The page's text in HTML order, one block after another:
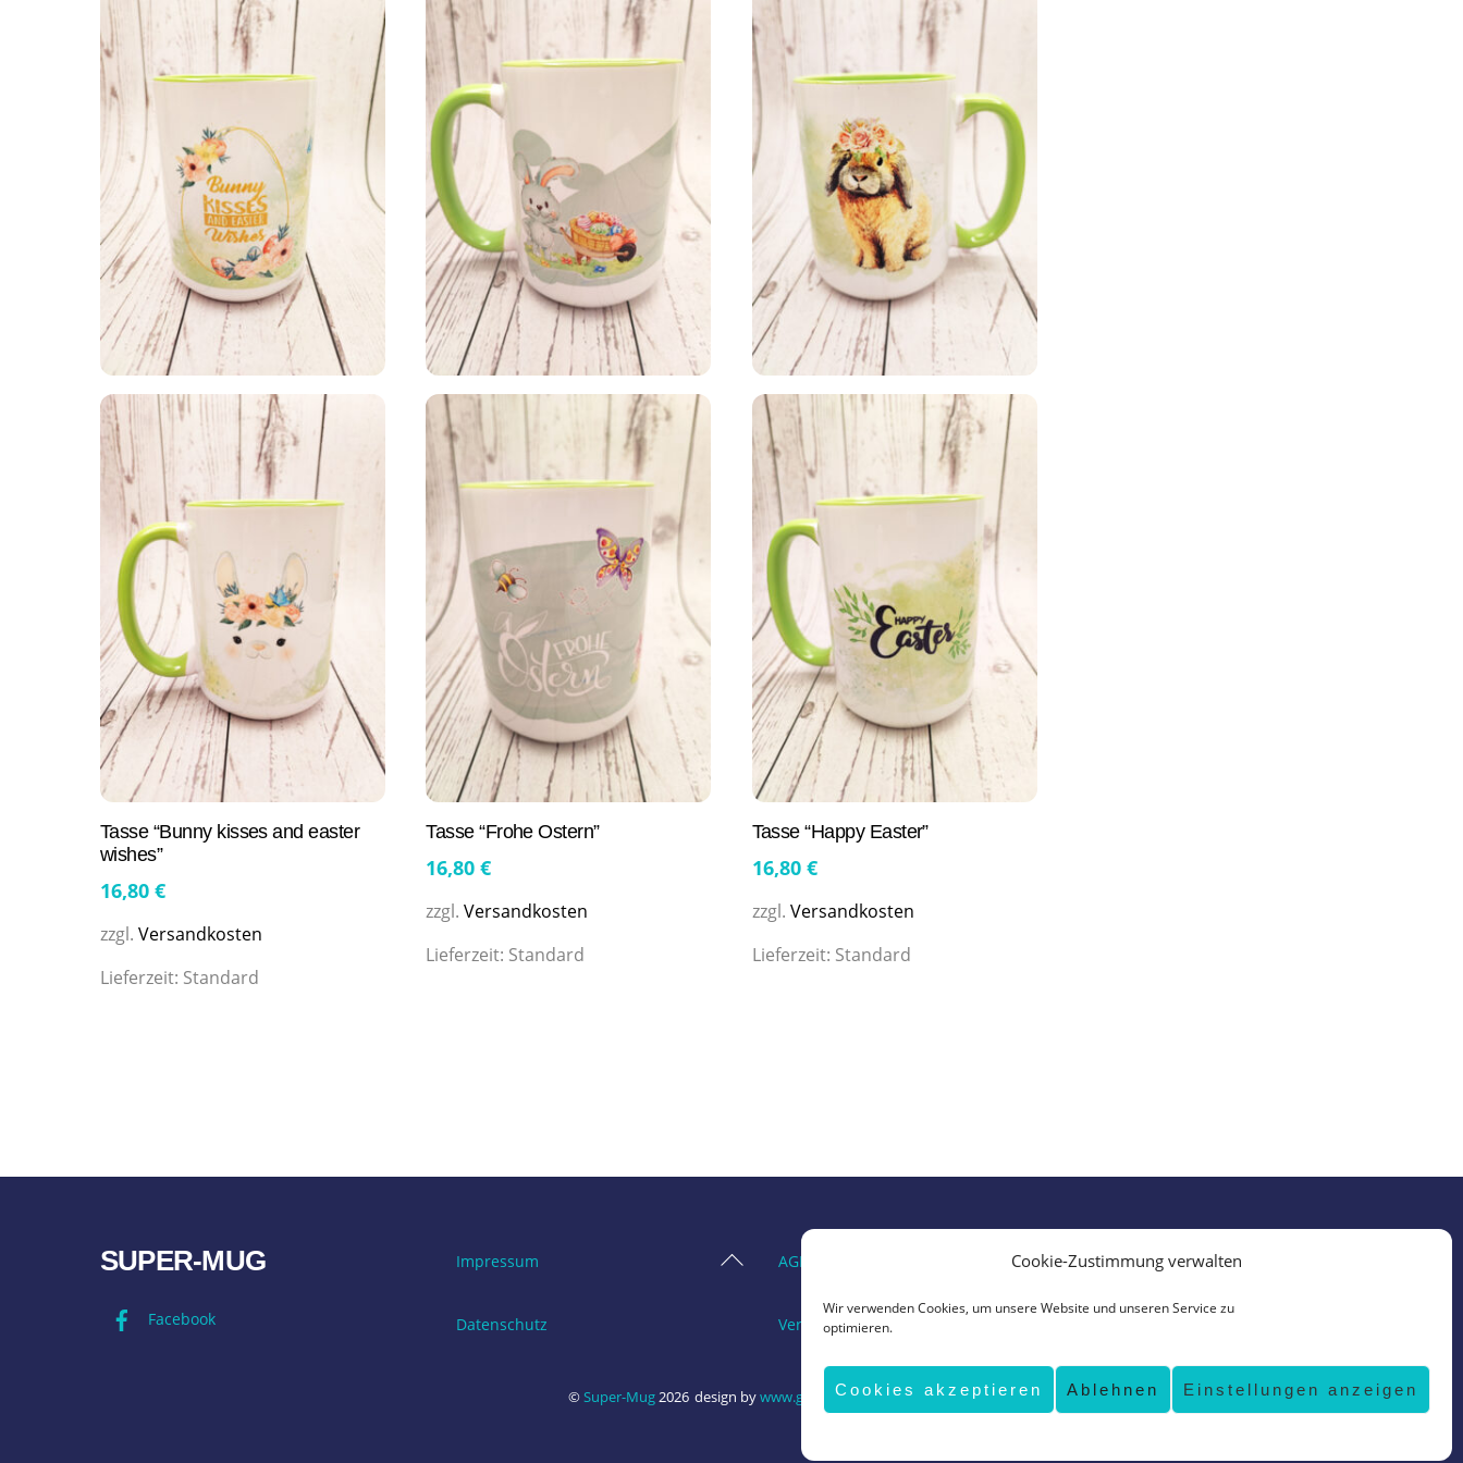
Cookie-Zustimmung verwalten
Wir verwenden Cookies, um unsere Website und unseren Service zu
optimieren.
Cookies akzeptieren Ablehnen Einstellungen anzeigen
Tasse “Bunny kisses and easter
wishes”
16,80 €
zzgl. Versandkosten
Lieferzeit: Standard
Tasse “Frohe Ostern”
16,80€
zzgl.Versandkosten
Lieferzeit: Standard
Tasse “Happy Easter”
16,80 €
zzgl. Versandkosten
Lieferzeit: Standard
Back
SUPER-MUG
Facebook
Impressum
Datenschutz
AGB
Vertrag widerrufen
©Super-Mug2026 design bywww.grafik-ewald.de